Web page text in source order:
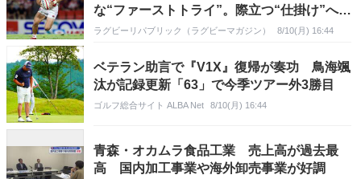
な“ファーストトライ”。際立つ“仕掛け”への
意識
ラグビーリパブリック（ラグビーマガジン） 8/10(月) 16:44
ベテラン助言で『V1X』復帰が奏功 鳥海颯
汰が記録更新「63」で今季ツアー外3勝目
ゴルフ総合サイト ALBA Net 8/10(月) 16:44
青森・オカムラ食品工業 売上高が過去最
高 国内加工事業や海外卸売事業が好調